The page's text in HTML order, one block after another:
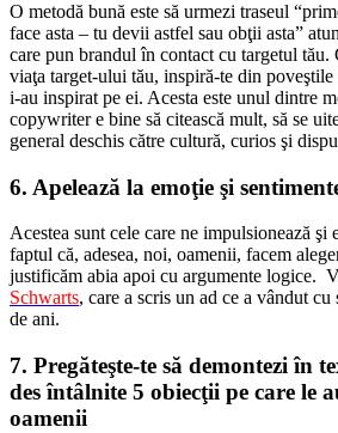
O metodă bună este să urmezi traseul
face asta – tu devii astfel sau obţii asta”
care pun brandul în contact cu targetul tău.
viaţa target-ului tău, inspiră-te din
i-au inspirat pe ei. Acesta este unul dintre
copywriter e bine să citească mult, să se
general deschis către cultură, curios şi
6. Apelează la emoţie şi
Acestea sunt cele care ne impulsionează şi
faptul că, adesea, noi, oamenii, facem
justificăm abia apoi cu argumente logice.
Schwarts, care a scris un ad ce a vândut
de ani.
7. Pregăteşte-te să demontezi în
des întâlnite 5 obiecţii pe care le
oamenii